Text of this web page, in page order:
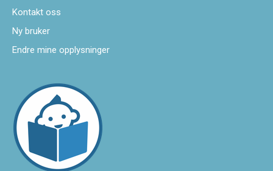
Kontakt oss
Ny bruker
Endre mine opplysninger